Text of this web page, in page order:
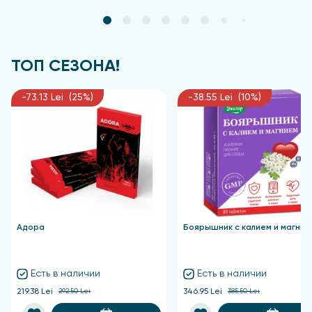
требуют запивания водой.
ароматизаторов и консервантов.
Без содержания глютена и ГМО.
Качество продукта подтверждено
международным стандартом GMP.
Форма выпуска
60 жевательных пастилок по 2,5 г
Состав
кислотности: лимонная кислота, молочная
кислота, натрия цитрат; концентрированный сок
ТОП СЕЗОНА!
-73.13 Lei (25%)
Адора
Есть в наличии
219.38 Lei 292.50 Lei
-38.55 Lei (10%)
Боярышник с калием и
Есть в наличии
346.95 Lei 385.50 Lei